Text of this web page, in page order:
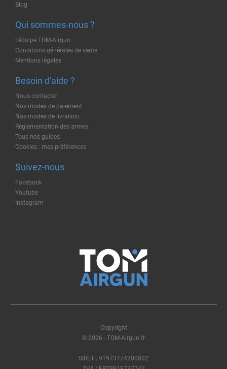
Blog
Qui sommes-nous ?
L'équipe TOM-Airgun
Conditions générales de vente
Mentions légales
Besoin d'aide ?
Nous contacter
Nos modes de paiement
Nos modes de livraison
Règlementation des armes
Tous nos guides
Cookies : mes préférences
Suivez-nous
Facebook
Youtube
Instagram
Copyright
© 2026 - TOM-Airgun.fr
SIRET : 91973774200032